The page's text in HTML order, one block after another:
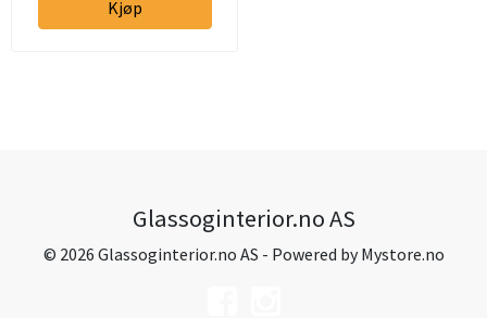
Kjøp
Glassoginterior.no AS
© 2026 Glassoginterior.no AS - Powered byMystore.no